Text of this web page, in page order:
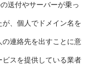
送付やサーバーが乗っ
、個人でドメイン名を
連絡先を出すことに意
スを提供している業者